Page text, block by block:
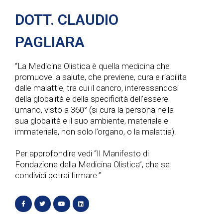
DOTT. CLAUDIO
PAGLIARA
“La Medicina Olistica è quella medicina che
promuove la salute, che previene, cura e riabilita
dalle malattie, tra cui il cancro, interessandosi
della globalità e della specificità dell’essere
umano, visto a 360° (si cura la persona nella
sua globalità e il suo ambiente, materiale e
immateriale, non solo l’organo, o la malattia).
Per approfondire vedi “Il Manifesto di
Fondazione della Medicina Olistica”, che se
condividi potrai firmare.”